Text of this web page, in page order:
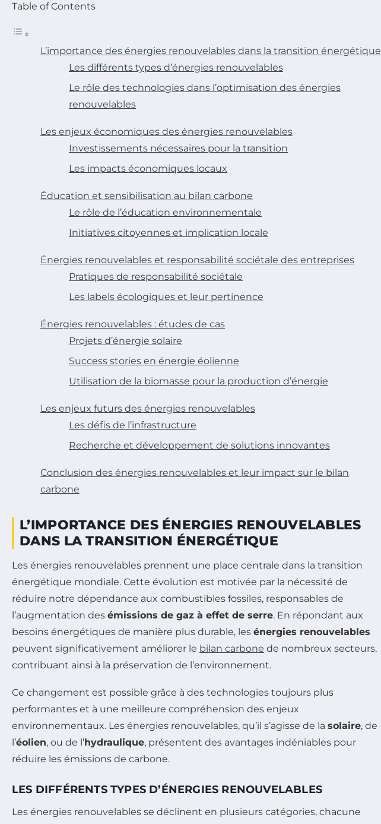
Table of Contents
L’importance des énergies renouvelables dans la transition énergétique
Les différents types d’énergies renouvelables
Le rôle des technologies dans l’optimisation des énergies
renouvelables
Les enjeux économiques des énergies renouvelables
Investissements nécessaires pour la transition
Les impacts économiques locaux
Éducation et sensibilisation au bilan carbone
Le rôle de l’éducation environnementale
Initiatives citoyennes et implication locale
Énergies renouvelables et responsabilité sociétale des entreprises
Pratiques de responsabilité sociétale
Les labels écologiques et leur pertinence
Énergies renouvelables : études de cas
Projets d’énergie solaire
Success stories en énergie éolienne
Utilisation de la biomasse pour la production d’énergie
Les enjeux futurs des énergies renouvelables
Les défis de l’infrastructure
Recherche et développement de solutions innovantes
Conclusion des énergies renouvelables et leur impact sur le bilan
carbone
L’IMPORTANCE DES ÉNERGIES RENOUVELABLES
DANS LA TRANSITION ÉNERGÉTIQUE
Les énergies renouvelables prennent une place centrale dans la transition
énergétique mondiale. Cette évolution est motivée par la nécessité de
réduire notre dépendance aux combustibles fossiles, responsables de
l’augmentation des émissions de gaz à effet de serre. En répondant aux
besoins énergétiques de manière plus durable, les énergies renouvelables
peuvent significativement améliorer le bilan carbone de nombreux secteurs,
contribuant ainsi à la préservation de l’environnement.
Ce changement est possible grâce à des technologies toujours plus
performantes et à une meilleure compréhension des enjeux
environnementaux. Les énergies renouvelables, qu’il s’agisse de la solaire, de
l’éolien, ou de l’hydraulique, présentent des avantages indéniables pour
réduire les émissions de carbone.
LES DIFFÉRENTS TYPES D’ÉNERGIES RENOUVELABLES
Les énergies renouvelables se déclinent en plusieurs catégories, chacune